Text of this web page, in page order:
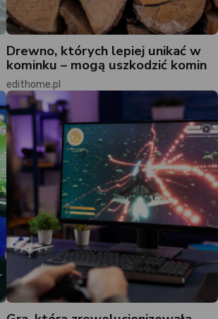
Drewno, których lepiej unikać w
kominku – mogą uszkodzić komin
edithome.pl